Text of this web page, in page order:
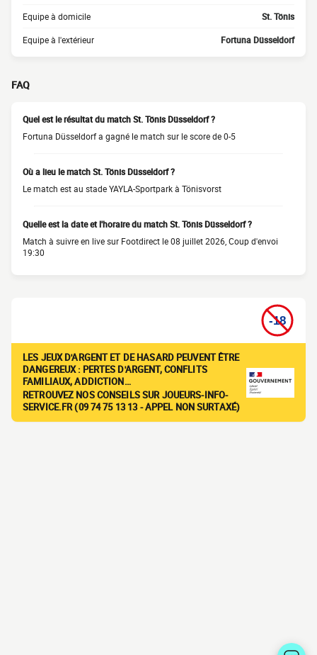
Equipe à domicile St. Tönis
Equipe à l'extérieur Fortuna Düsseldorf
FAQ
Quel est le résultat du match St. Tönis Düsseldorf ?
Fortuna Düsseldorf a gagné le match sur le score de 0-5
Où a lieu le match St. Tönis Düsseldorf ?
Le match est au stade YAYLA-Sportpark à Tönisvorst
Quelle est la date et l'horaire du match St. Tönis Düsseldorf ?
Match à suivre en live sur Footdirect le 08 juillet 2026, Coup d'envoi
19:30
LES JEUX D'ARGENT ET DE HASARD PEUVENT ÊTRE
DANGEREUX : PERTES D'ARGENT, CONFLITS
FAMILIAUX, ADDICTION…
RETROUVEZ NOS CONSEILS SUR JOUEURS-INFO-
SERVICE.FR (09 74 75 13 13 - APPEL NON SURTAXÉ)